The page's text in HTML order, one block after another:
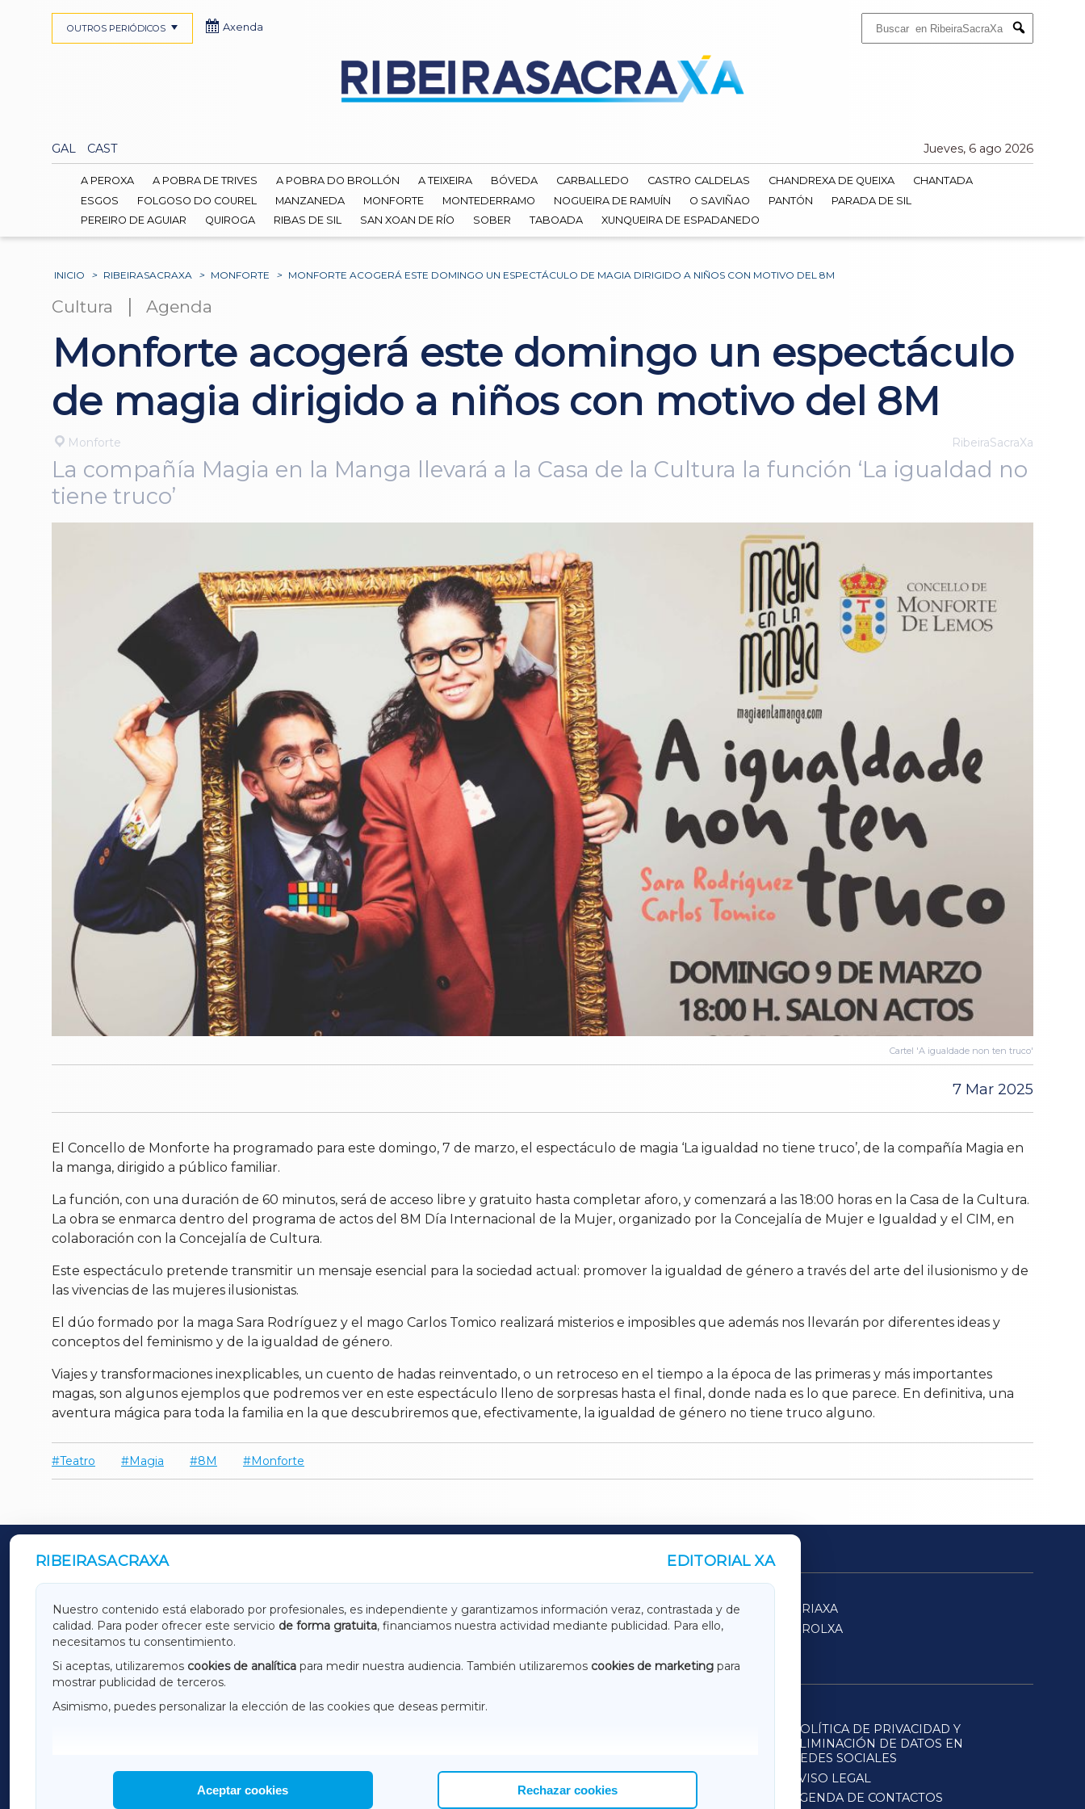
Submit
GAL CAST Jueves, 6 ago 2026
OUTROS PERIÓDICOS Axenda
A PEROXA A POBRA DE TRIVES A POBRA DO BROLLÓN A TEIXEIRA BÓVEDA CARBALLEDO CASTRO CALDELAS CHANDREXA DE QUEIXA
CHANTADA
ESGOS
FOLGOSO DO COUREL MANZANEDA MONFORTE MONTEDERRAMO NOGUEIRA DE RAMUÍN O SAVIÑAO PANTÓN
PARADA DE SIL
PEREIRO DE AGUIAR
QUIROGA RIBAS DE SIL SAN XOAN DE RÍO SOBER TABOADA XUNQUEIRA DE ESPADANEDO
INICIO > RIBEIRASACRAXA > MONFORTE > MONFORTE ACOGERÁ ESTE DOMINGO UN ESPECTÁCULO DE MAGIA DIRIGIDO A NIÑOS CON MOTIVO DEL 8M
Cultura | Agenda
Monforte acogerá este domingo un espectáculo
de magia dirigido a niños con motivo del 8M
Monforte RibeiraSacraXa
La compañía Magia en la Manga llevará a la Casa de la Cultura la función ‘La igualdad no
tiene truco’
Cartel 'A igualdade non ten truco'
7 Mar 2025
El Concello de Monforte ha programado para este domingo, 7 de marzo, el espectáculo de magia ‘La igualdad no tiene truco’, de la compañía Magia en
la manga, dirigido a público familiar.
La función, con una duración de 60 minutos, será de acceso libre y gratuito hasta completar aforo, y comenzará a las 18:00 horas en la Casa de la Cultura.
La obra se enmarca dentro del programa de actos del 8M Día Internacional de la Mujer, organizado por la Concejalía de Mujer e Igualdad y el CIM, en
colaboración con la Concejalía de Cultura.
Este espectáculo pretende transmitir un mensaje esencial para la sociedad actual: promover la igualdad de género a través del arte del ilusionismo y de
las vivencias de las mujeres ilusionistas.
El dúo formado por la maga Sara Rodríguez y el mago Carlos Tomico realizará misterios e imposibles que además nos llevarán por diferentes ideas y
conceptos del feminismo y de la igualdad de género.
Viajes y transformaciones inexplicables, un cuento de hadas reinventado, o un retroceso en el tiempo a la época de las primeras y más importantes
magas, son algunos ejemplos que podremos ver en este espectáculo lleno de sorpresas hasta el final, donde nada es lo que parece. En definitiva, una
aventura mágica para toda la familia en la que descubriremos que, efectivamente, la igualdad de género no tiene truco alguno.
Teatro Magia 8M Monforte
RIBEIRASACRAXA EDITORIAL XA
Nuestro contenido está elaborado por profesionales, es independiente y garantizamos información veraz, contrastada y de
calidad. Para poder ofrecer este servicio de forma gratuita, financiamos nuestra actividad mediante publicidad. Para ello,
necesitamos tu consentimiento.
Si aceptas, utilizaremos cookies de analítica para medir nuestra audiencia. También utilizaremos cookies de marketing para
mostrar publicidad de terceros.
Asimismo, puedes personalizar la elección de las cookies que deseas permitir.
Aceptar cookies Rechazar cookies
OUTROS PERIÓDICOS
GALICIAXA LUGOXA TERRACHAXA
SARRIAXA
AMARIÑAXA
RIBEIRASACRAXA ACORUÑAXA
FERROLXA
OURENSEXA
HEMEROTECA
POLÍTICA DE PRIVACIDAD Y
ELIMINACIÓN DE DATOS EN
REDES SOCIALES
AVISO LEGAL
AGENDA DE CONTACTOS